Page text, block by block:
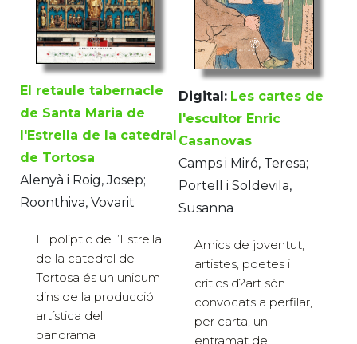
El retaule tabernacle
de Santa Maria de
l'Estrella de la catedral
de Tortosa
Alenyà i Roig, Josep;
Roonthiva, Vovarit
El políptic de l’Estrella
de la catedral de
Tortosa és un unicum
dins de la producció
artística del
panorama
Digital: Les cartes de
l'escultor Enric
Casanovas
Camps i Miró, Teresa;
Portell i Soldevila,
Susanna
Amics de joventut,
artistes, poetes i
crítics d?art són
convocats a perfilar,
per carta, un
entramat de